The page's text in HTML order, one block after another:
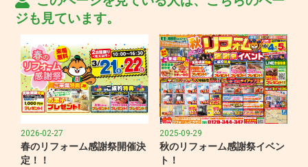
ジも見ています。
2026-02-27
春のリフォーム感謝祭開催決
定！！
2025-09-29
秋のリフォーム感謝祭イベン
ト！